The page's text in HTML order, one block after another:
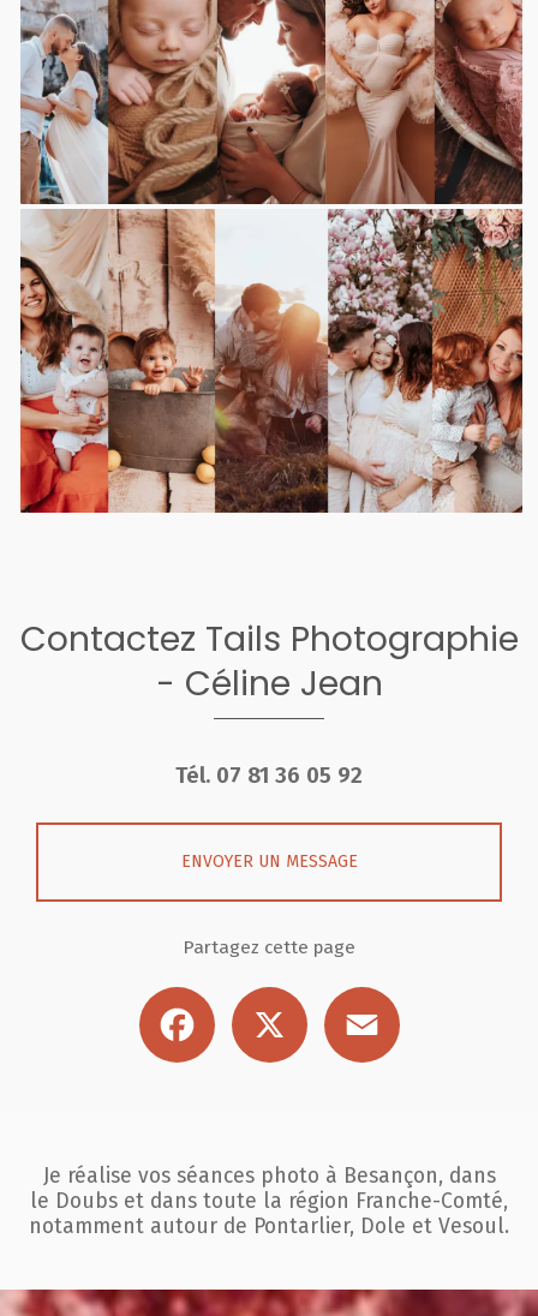
Contactez Tails Photographie
- Céline Jean
Tél. 07 81 36 05 92
ENVOYER UN MESSAGE
Partagez cette page
Facebook
Je réalise vos séances photo à Besançon, dans
le Doubs et dans toute la région Franche-Comté,
notamment autour de Pontarlier, Dole et Vesoul.